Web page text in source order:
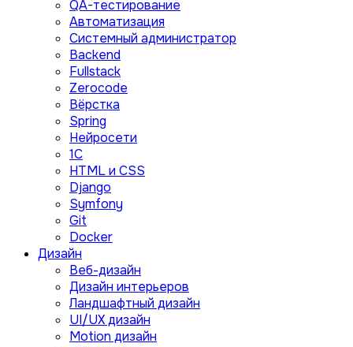
QA-тестирование
Автоматизация
Системный администратор
Backend
Fullstack
Zerocode
Вёрстка
Spring
Нейросети
1C
HTML и CSS
Django
Symfony
Git
Docker
Дизайн
Веб-дизайн
Дизайн интерьеров
Ландшафтный дизайн
UI/UX дизайн
Motion дизайн